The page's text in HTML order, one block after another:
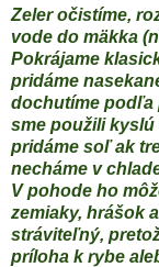
Zeler očistíme,
vode do mäkka
Pokrájame
pridáme
dochutíme podľa
sme použili
pridáme soľ ak
necháme v
V pohode ho
zemiaky, hrášok
stráviteľný,
príloha k rybe